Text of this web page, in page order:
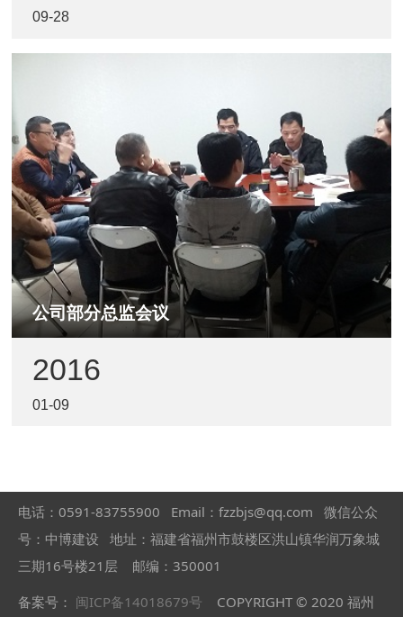
14:00在党员活动室组织以“坚持中国共产党的领导”为
主题的党员学习会议。
09-28
公司部分总监会议
为做好2015年度的工作总结及2016年度开局工作，公
2016
01-09
电话：0591-83755900 Email：fzzbjs@qq.com 微信公众
号：中博建设地址：福建省福州市鼓楼区洪山镇华润万象城
三期16号楼21层 邮编：350001
备案号： 闽ICP备14018679号 COPYRIGHT © 2020 福州